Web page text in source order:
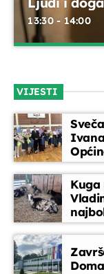
Vijesti
13:30 - 14:00
značajnim
razgovore,
ostavljaju trag u
VIJESTI
Kuga